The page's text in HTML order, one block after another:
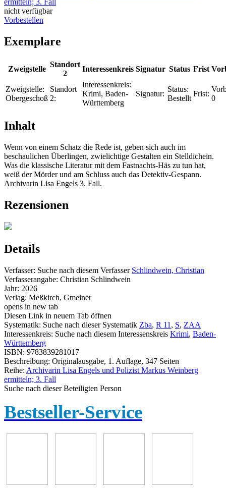
ermitteln; 3. Fall
nicht verfügbar
Vorbestellen
Exemplare
Zweigstelle
Standort
2
Interessenkreis Signatur Status Frist
Zweigstelle:
Obergeschoß
Standort
2:
Interessenkreis:
Krimi, Baden-
Württemberg
Signatur:
Status:
Bestellt
Frist:
0
Inhalt
Wenn von einem Schatz die Rede ist, geben sich auch im
beschaulichen Überlingen, zwielichtige Gestalten ein Stelldichein.
Was die klassische Literatur mit dem Fastnachts-Häs zu tun hat,
weiß der Mörder und am Schluss auch das Detektiv-Gespann.
Archivarin Lisa Engels 3. Fall.
Rezensionen
Details
Verfasser: Suche nach diesem Verfasser Schlindwein, Christian
Verfasserangabe: Christian Schlindwein
Jahr: 2026
Verlag: Meßkirch, Gmeiner
opens in new tab
Diesen Link in neuem Tab öffnen
Systematik: Suche nach dieser Systematik Zba, R 11 , S, ZAA
Interessenkreis: Suche nach diesem Interessenskreis Krimi, Baden-
Württemberg
ISBN: 9783839281017
Beschreibung: Originalausgabe, 1. Auflage, 347 Seiten
Reihe: Archivarin Lisa Engels und Polizist Markus Weinberg
ermitteln; 3. Fall
Suche nach dieser Beteiligten Person
Bestseller-Service